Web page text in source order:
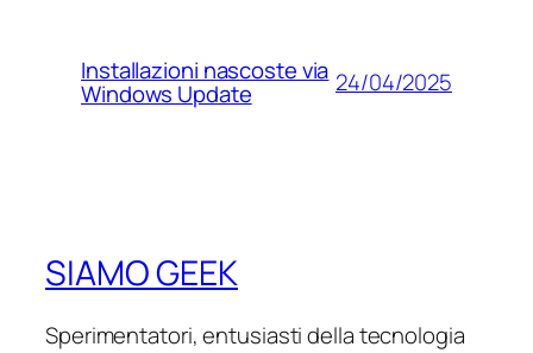
Installazioni nascoste via
Windows Update 24/04/2025
SIAMO GEEK
Sperimentatori, entusiasti della tecnologia